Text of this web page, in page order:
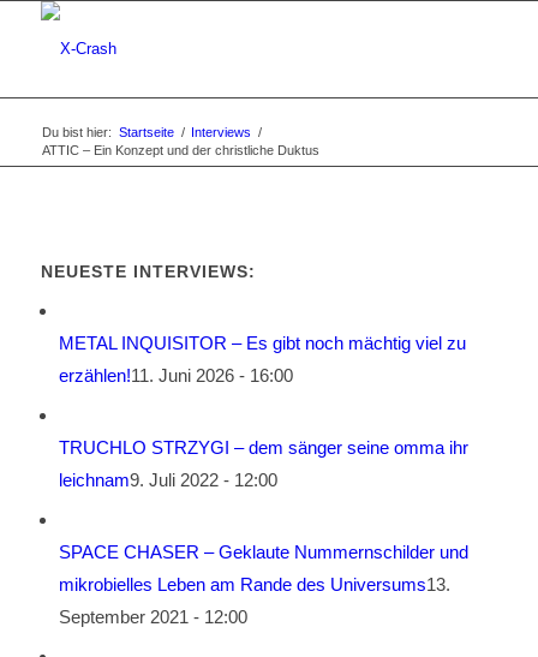
Du bist hier: Startseite / Interviews /
ATTIC – Ein Konzept und der christliche Duktus
NEUESTE INTERVIEWS:
METAL INQUISITOR – Es gibt noch mächtig viel zu
erzählen!11. Juni 2026 - 16:00
TRUCHLO STRZYGI – dem sänger seine omma ihr
leichnam9. Juli 2022 - 12:00
SPACE CHASER – Geklaute Nummernschilder und
mikrobielles Leben am Rande des Universums13.
September 2021 - 12:00